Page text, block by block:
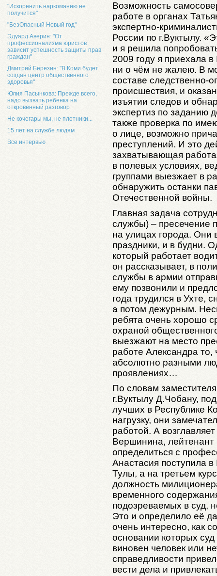
"Искоренить наркоманию не
получится"
"БезОпасный Новый год"
Эдуард Аверин: "От
профессионализма юристов
зависит успешность защиты прав
граждан"
Дмитрий Березин: "В Коми будет
создан центр общественного
здоровья"
Юлия Пасынкова: Прежде всего,
надо вызвать ребенка на
откровенный разговор
Не кочегары мы, не плотники...
15 лет на службе людям
Все интервью
Возможность
работе в органах
экспертно-
России по г.Вуктылу.
и я решила
2009 году я приехала
ни о чём не жалею. В
составе следственно-
происшествия, и
изъятии следов и
экспертиз по заданию
также проверка по
о лице, возможно
преступлений. И это
захватывающая
в полевых условиях,
группами выезжает в
обнаружить останки
Отечественной войны.
Главная задача
службы) – пресечение
на улицах города. Они
праздники, и в будни.
который работает
он рассказывает, в
службы в армии
ему позвонили и
года трудился в Ухте,
а потом дежурным.
ребята очень хорошо
охраной
выезжают на место
работе Александра
абсолютно разными
проявлениях…
По словам
г.Вуктылу Д.Чобану,
лучших в Республике
нагрузку, они
работой. А
Вершинина, лейтенант
определиться с
Анастасия поступила
Тулы, а на третьем
должность
временного
подозреваемых в суд,
Это и определило её
очень интересно, как
основании которых
виновен человек или
справедливости
вести дела и